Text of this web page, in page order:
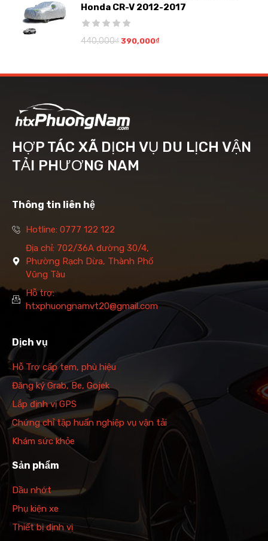
Honda CR-V 2012-2017
440,000₫ 390,000₫
HỢP TÁC XÃ DỊCH VỤ DU LỊCH VẬN
TẢI PHƯƠNG NAM
Thông tin liên hệ
Hotline: 0777 122 122
Địa chỉ: 702/36A đường 30/4,
Phường Rạch Dừa, Thành Phố
Vũng Tàu
Hỗ trợ:
htxphuongnamvt20@gmail.com
Dịch vụ
Hỗ Trợ cấp tem, phù hiệu
Đăng ký Grab, Be, Gojek
Lắp định vị GPS
Chứng chỉ tập huấn nghiệp vụ vận tải
Khám sức khỏe
Sản phẩm
Dầu nhớt
Phụ kiện xe
Thiết bị định vị